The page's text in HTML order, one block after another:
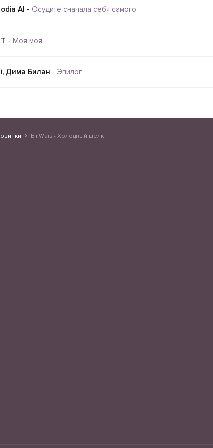
AI - Осудите сначала себя самого
- Моя моя
Дима Билан - Эпилог
Eli Wais - Холодный шёлк